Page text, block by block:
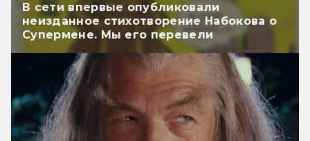
В сети впервые опубликовали
неизданное стихотворение Набокова о
Супермене. Мы его перевели